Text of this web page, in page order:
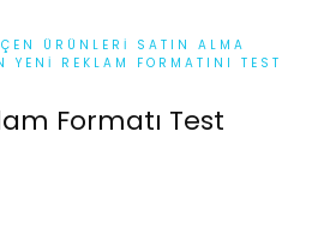
ÜRÜNLERI SATIN ALMA
YENI REKLAM FORMATINI TEST
Formatı Test